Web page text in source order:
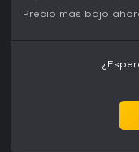
Precio más bajo